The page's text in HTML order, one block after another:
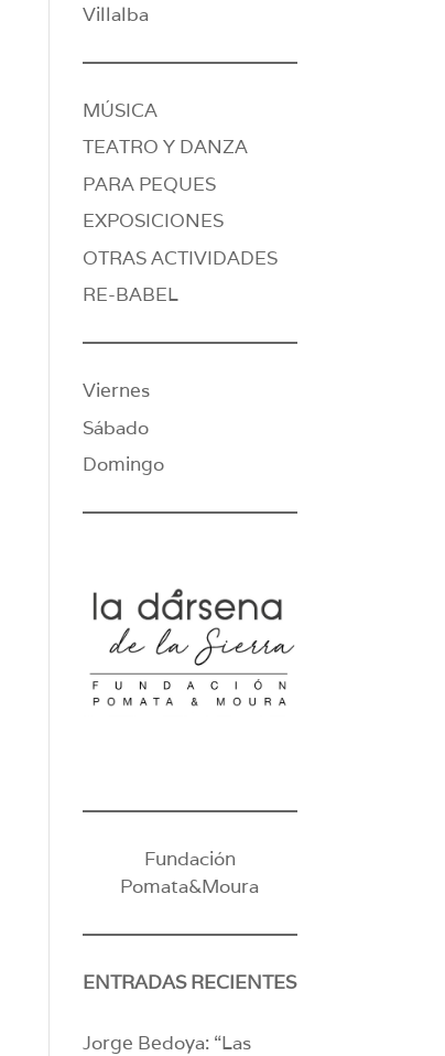
Villalba
MÚSICA
TEATRO Y DANZA
PARA PEQUES
EXPOSICIONES
OTRAS ACTIVIDADES
RE-BABEL
Viernes
Sábado
Domingo
Fundación
Pomata&Moura
ENTRADAS RECIENTES
Jorge Bedoya: “Las